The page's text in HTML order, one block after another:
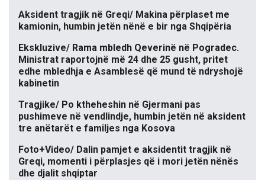
Aksident tragjik në Greqi/ Makina përplaset me
kamionin, humbin jetën nënë e bir nga Shqipëria
Ekskluzive/ Rama mbledh Qeverinë në Pogradec.
Ministrat raportojnë më 24 dhe 25 gusht, pritet
edhe mbledhja e Asamblesë që mund të ndryshojë
kabinetin
Tragjike/ Po ktheheshin në Gjermani pas
pushimeve në vendlindje, humbin jetën në aksident
tre anëtarët e familjes nga Kosova
Foto+Video/ Dalin pamjet e aksidentit tragjik në
Greqi, momenti i përplasjes që i mori jetën nënës
dhe djalit shqiptar